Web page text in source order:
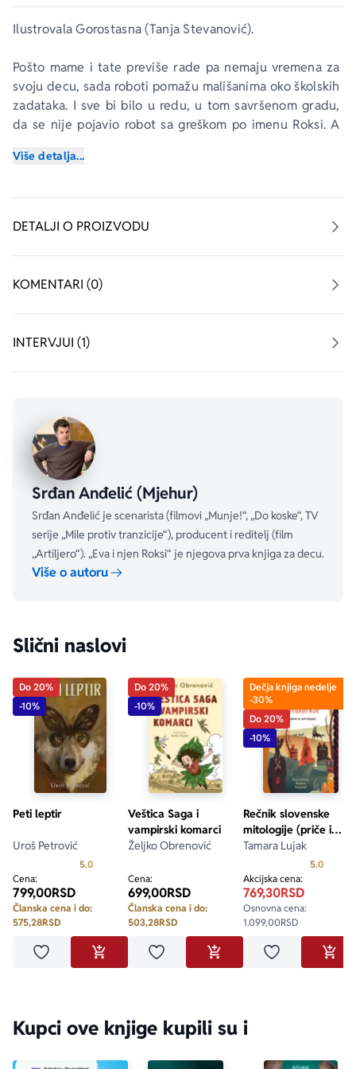
Ilustrovala Gorostasna (Tanja Stevanović).
Pošto mame i tate previše rade pa nemaju vremena za
svoju decu, sada roboti pomažu mališanima oko školskih
zadataka. I sve bi bilo u redu, u tom savršenom gradu,
da se nije pojavio robot sa greškom po imenu Roksi. A
najbolji drugari – i zbog toga se sve promenilo.
Ovo je njihova priča.
Više detalja...
DETALJI O PROIZVODU
KOMENTARI (0)
INTERVJUI (1)
Srđan Anđelić (Mjehur)
Srđan Anđelić je scenarista (filmovi „Munje!“, „Do koske“, TV
serije „Mile protiv tranzicije“), producent i reditelj (film
„Artiljero“). „Eva i njen Roksi“ je njegova prva knjiga za decu.
Više o autoru
Slični naslovi
Do 20%
-10%
Peti leptir
Uroš Petrović
5.0
Cena:
799,00RSD
Članska cena i do:
575,28RSD
Dodaj u omiljeneDODAJ U KORPU
Do 20%
-10%
Veštica Saga i
vampirski komarci
Željko Obrenović
Cena:
699,00RSD
Članska cena i do:
503,28RSD
Dodaj u omiljeneDODAJ U KORPU
Dečja knjiga nedelje
-30%
Do 20%
-10%
Rečnik slovenske
mitologije (priče i
legende)
Tamara Lujak
5.0
Akcijska cena:
769,30RSD
Osnovna cena:
1.099,00RSD
Dodaj u
Kupci ove knjige kupili su i